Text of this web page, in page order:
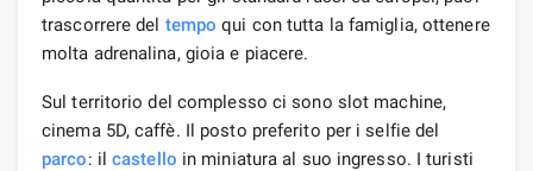
trascorrere del tempo qui con tutta la famiglia, ottenere
molta adrenalina, gioia e piacere.
Sul territorio del complesso ci sono slot machine,
cinema 5D, caffè. Il posto preferito per i selfie del
parco: il castello in miniatura al suo ingresso. I turisti